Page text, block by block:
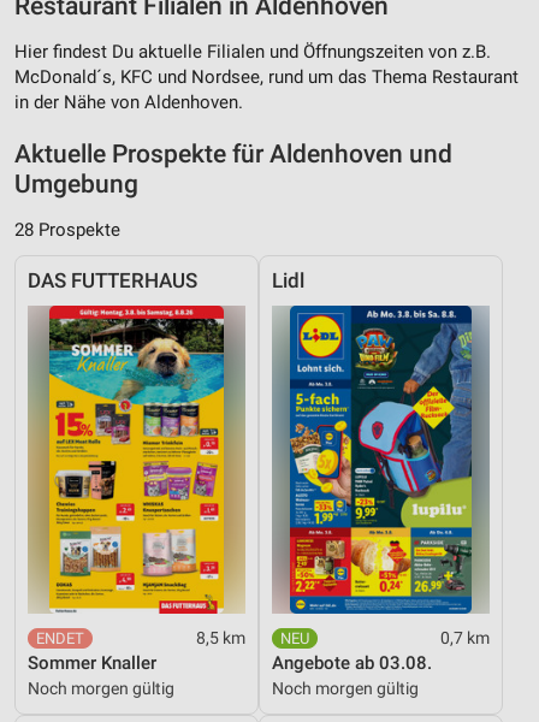
Restaurant Filialen in Aldenhoven
Hier findest Du aktuelle Filialen und Öffnungszeiten von z.B.
McDonald´s, KFC und Nordsee, rund um das Thema Restaurant
in der Nähe von Aldenhoven.
Aktuelle Prospekte für Aldenhoven und
Umgebung
28 Prospekte
DAS FUTTERHAUS
8,5 km
Sommer Knaller
Noch morgen gültig
Lidl
0,7 km
Angebote ab 03.08.
Noch morgen gültig